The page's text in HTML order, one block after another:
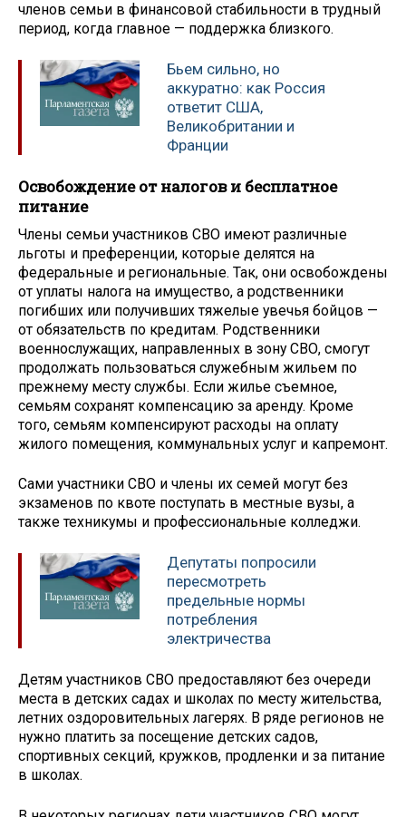
членов семьи в финансовой стабильности в трудный
период, когда главное — поддержка близкого.
Бьем сильно, но
аккуратно: как Россия
ответит США,
Великобритании и
Франции
Освобождение от налогов и бесплатное
питание
Члены семьи участников СВО имеют различные
льготы и преференции, которые делятся на
федеральные и региональные. Так, они освобождены
от уплаты налога на имущество, а родственники
погибших или получивших тяжелые увечья бойцов —
от обязательств по кредитам. Родственники
военнослужащих, направленных в зону СВО, смогут
продолжать пользоваться служебным жильем по
прежнему месту службы. Если жилье съемное,
семьям сохранят компенсацию за аренду. Кроме
того, семьям компенсируют расходы на оплату
жилого помещения, коммунальных услуг и капремонт.
Сами участники СВО и члены их семей могут без
экзаменов по квоте поступать в местные вузы, а
также техникумы и профессиональные колледжи.
Депутаты попросили
пересмотреть
предельные нормы
потребления
электричества
Детям участников СВО предоставляют без очереди
места в детских садах и школах по месту жительства,
летних оздоровительных лагерях. В ряде регионов не
нужно платить за посещение детских садов,
спортивных секций, кружков, продленки и за питание
в школах.